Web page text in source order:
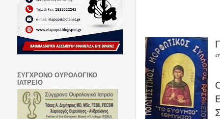
ΣΥΓΧΡΟΝΟ ΟΥΡΟΛΟΓΙΚΟ
ΙΑΤΡΕΙΟ